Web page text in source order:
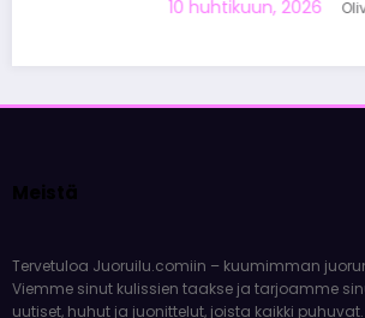
10 huhtikuun, 2026 Olivia Aho
Meistä
Tervetuloa Juoruilu.comiin – kuumimman
Viemme sinut kulissien taakse ja tarjoamme
uutiset, huhut ja juonittelut, joista kaikki